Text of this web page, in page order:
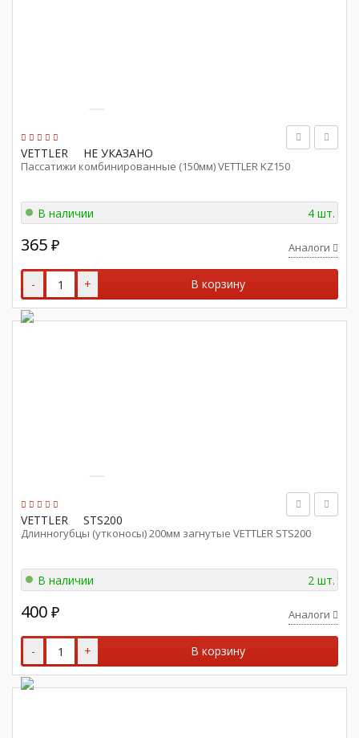
VETTLER НЕ УКАЗАНО
Пассатижи комбинированные (150мм) VETTLER KZ150
В наличии 4 шт.
365 ₽ Аналоги
- + В корзину
VETTLER STS200
Длинногубцы (утконосы) 200мм загнутые VETTLER STS200
В наличии 2 шт.
400 ₽ Аналоги
- + В корзину